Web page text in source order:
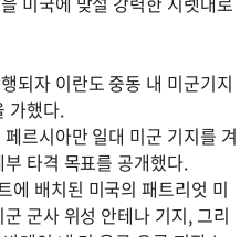
되자 이란도 중동 내 미군기지
가했다.
르시아만 일대 미군 기지를 겨
타격 목표를 공개했다.
에 배치된 미국의 패트리엇 미
군사 위성 안테나 기지, 그리